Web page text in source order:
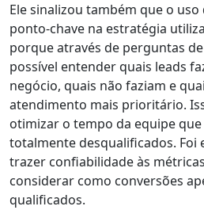
Ele sinalizou também que o
ponto-chave na estratégia
porque através de perguntas
possível entender quais leads
negócio, quais não faziam e
atendimento mais prioritário.
otimizar o tempo da equipe
totalmente desqualificados. Foi
trazer confiabilidade às
considerar como conversões
qualificados.